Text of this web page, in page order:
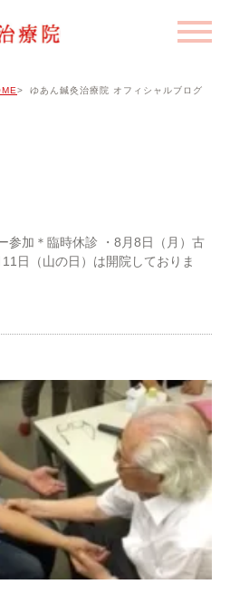
ゆあん鍼灸治療院 オフィシャルブログ
参加＊臨時休診 ・8月8日（月）古
日（山の日）は開院しておりま